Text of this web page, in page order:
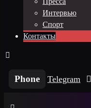
Интервью
Спорт
Контакты
Phone Telegram